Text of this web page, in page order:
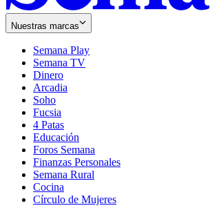
Nuestras marcas
Semana Play
Semana TV
Dinero
Arcadia
Soho
in
new
window
Fucsia
in
new
window
4 Patas
Educación
Foros Semana
Finanzas Personales
Semana Rural
Cocina
Círculo de Mujeres